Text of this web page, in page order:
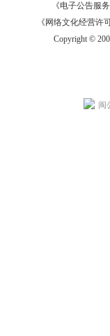
《电子公告服务
《网络文化经营许
Copyright ©
闽